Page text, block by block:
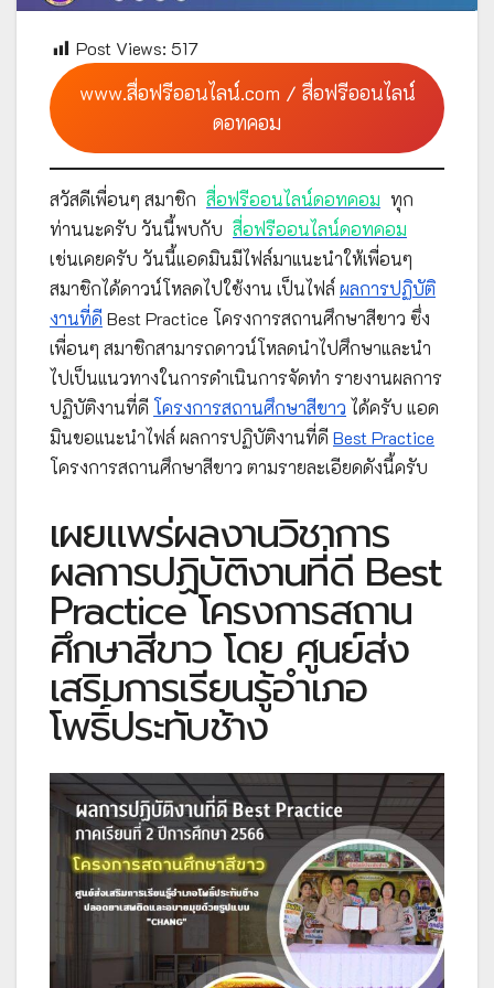
Post Views: 517
www.สื่อฟรีออนไลน์.com / สื่อฟรีออนไลน์
ดอทคอม
สวัสดีเพื่อนๆ สมาชิก สื่อฟรีออนไลน์ดอทคอม ทุก
ท่านนะครับ วันนี้พบกับ สื่อฟรีออนไลน์ดอทคอม
เช่นเคยครับ วันนี้แอดมินมีไฟล์มาแนะนำให้เพื่อนๆ
สมาชิกได้ดาวน์โหลดไปใช้งาน เป็นไฟล์ ผลการปฏิบัติ
งานที่ดี Best Practice โครงการสถานศึกษาสีขาว ซึ่ง
เพื่อนๆ สมาชิกสามารถดาวน์โหลดนำไปศึกษาและนำ
ไปเป็นแนวทางในการดำเนินการจัดทำ รายงานผลการ
ปฏิบัติงานที่ดี โครงการสถานศึกษาสีขาว ได้ครับ แอด
มินขอแนะนำไฟล์ ผลการปฏิบัติงานที่ดี Best Practice
โครงการสถานศึกษาสีขาว ตามรายละเอียดดังนี้ครับ
เผยแพร่ผลงานวิชาการ
ผลการปฏิบัติงานที่ดี Best
Practice โครงการสถาน
ศึกษาสีขาว โดย ศูนย์ส่ง
เสริมการเรียนรู้อำเภอ
โพธิ์ประทับช้าง